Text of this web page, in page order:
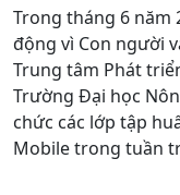
Trong tháng 6 năm
động vì Con người
Trung tâm Phát
Trường Đại học
chức các lớp tập
Mobile trong tuần